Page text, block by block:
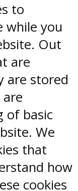
to
while you
Out
are
are stored
of basic
We
that
how
cookies